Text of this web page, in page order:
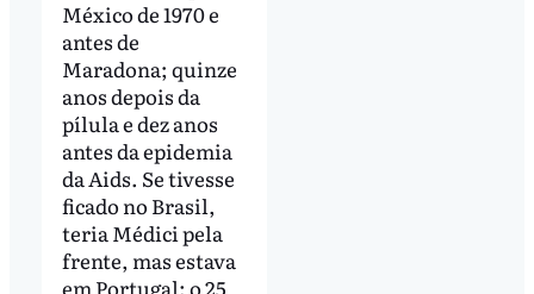
México de 1970 e
antes de
Maradona; quinze
anos depois da
pílula e dez anos
antes da epidemia
da Aids. Se tivesse
ficado no Brasil,
teria Médici pela
frente, mas estava
em Portugal: o 25